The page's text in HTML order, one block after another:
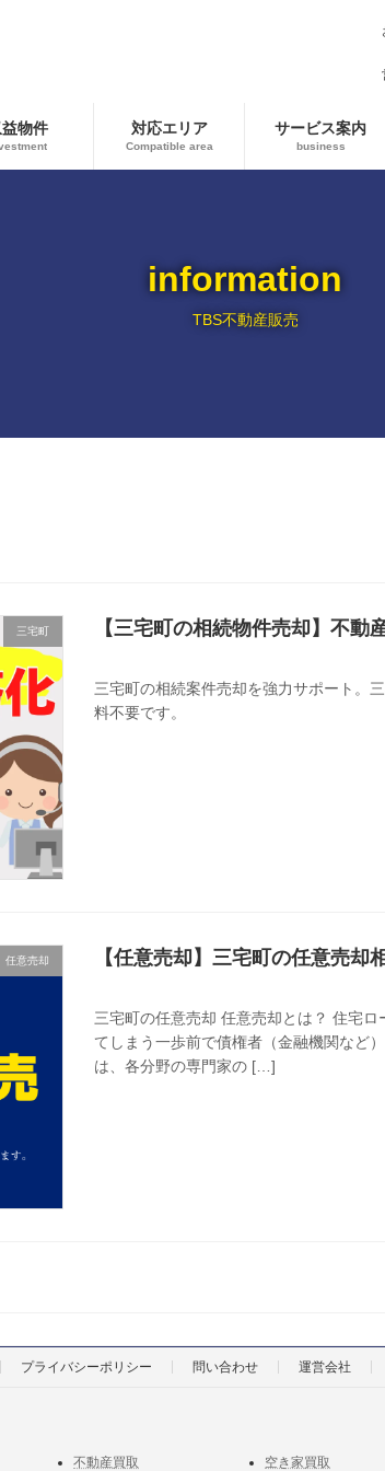
物件 対応エリア
Compatible area
サービス案内
business
information
TBS不動産販売
三宅町 【三宅町の相続物件売却】不動
三宅町の相続案件売却を強力サポート。
料不要です。
任意売却 【任意売却】三宅町の任意売却
三宅町の任意売却 任意売却とは？ 住宅
てしまう一歩前で債権者（金融機関など
は、各分野の専門家の […]
プライバシーポリシー 問い合わせ 運営会社
不動産買取 空き家買取